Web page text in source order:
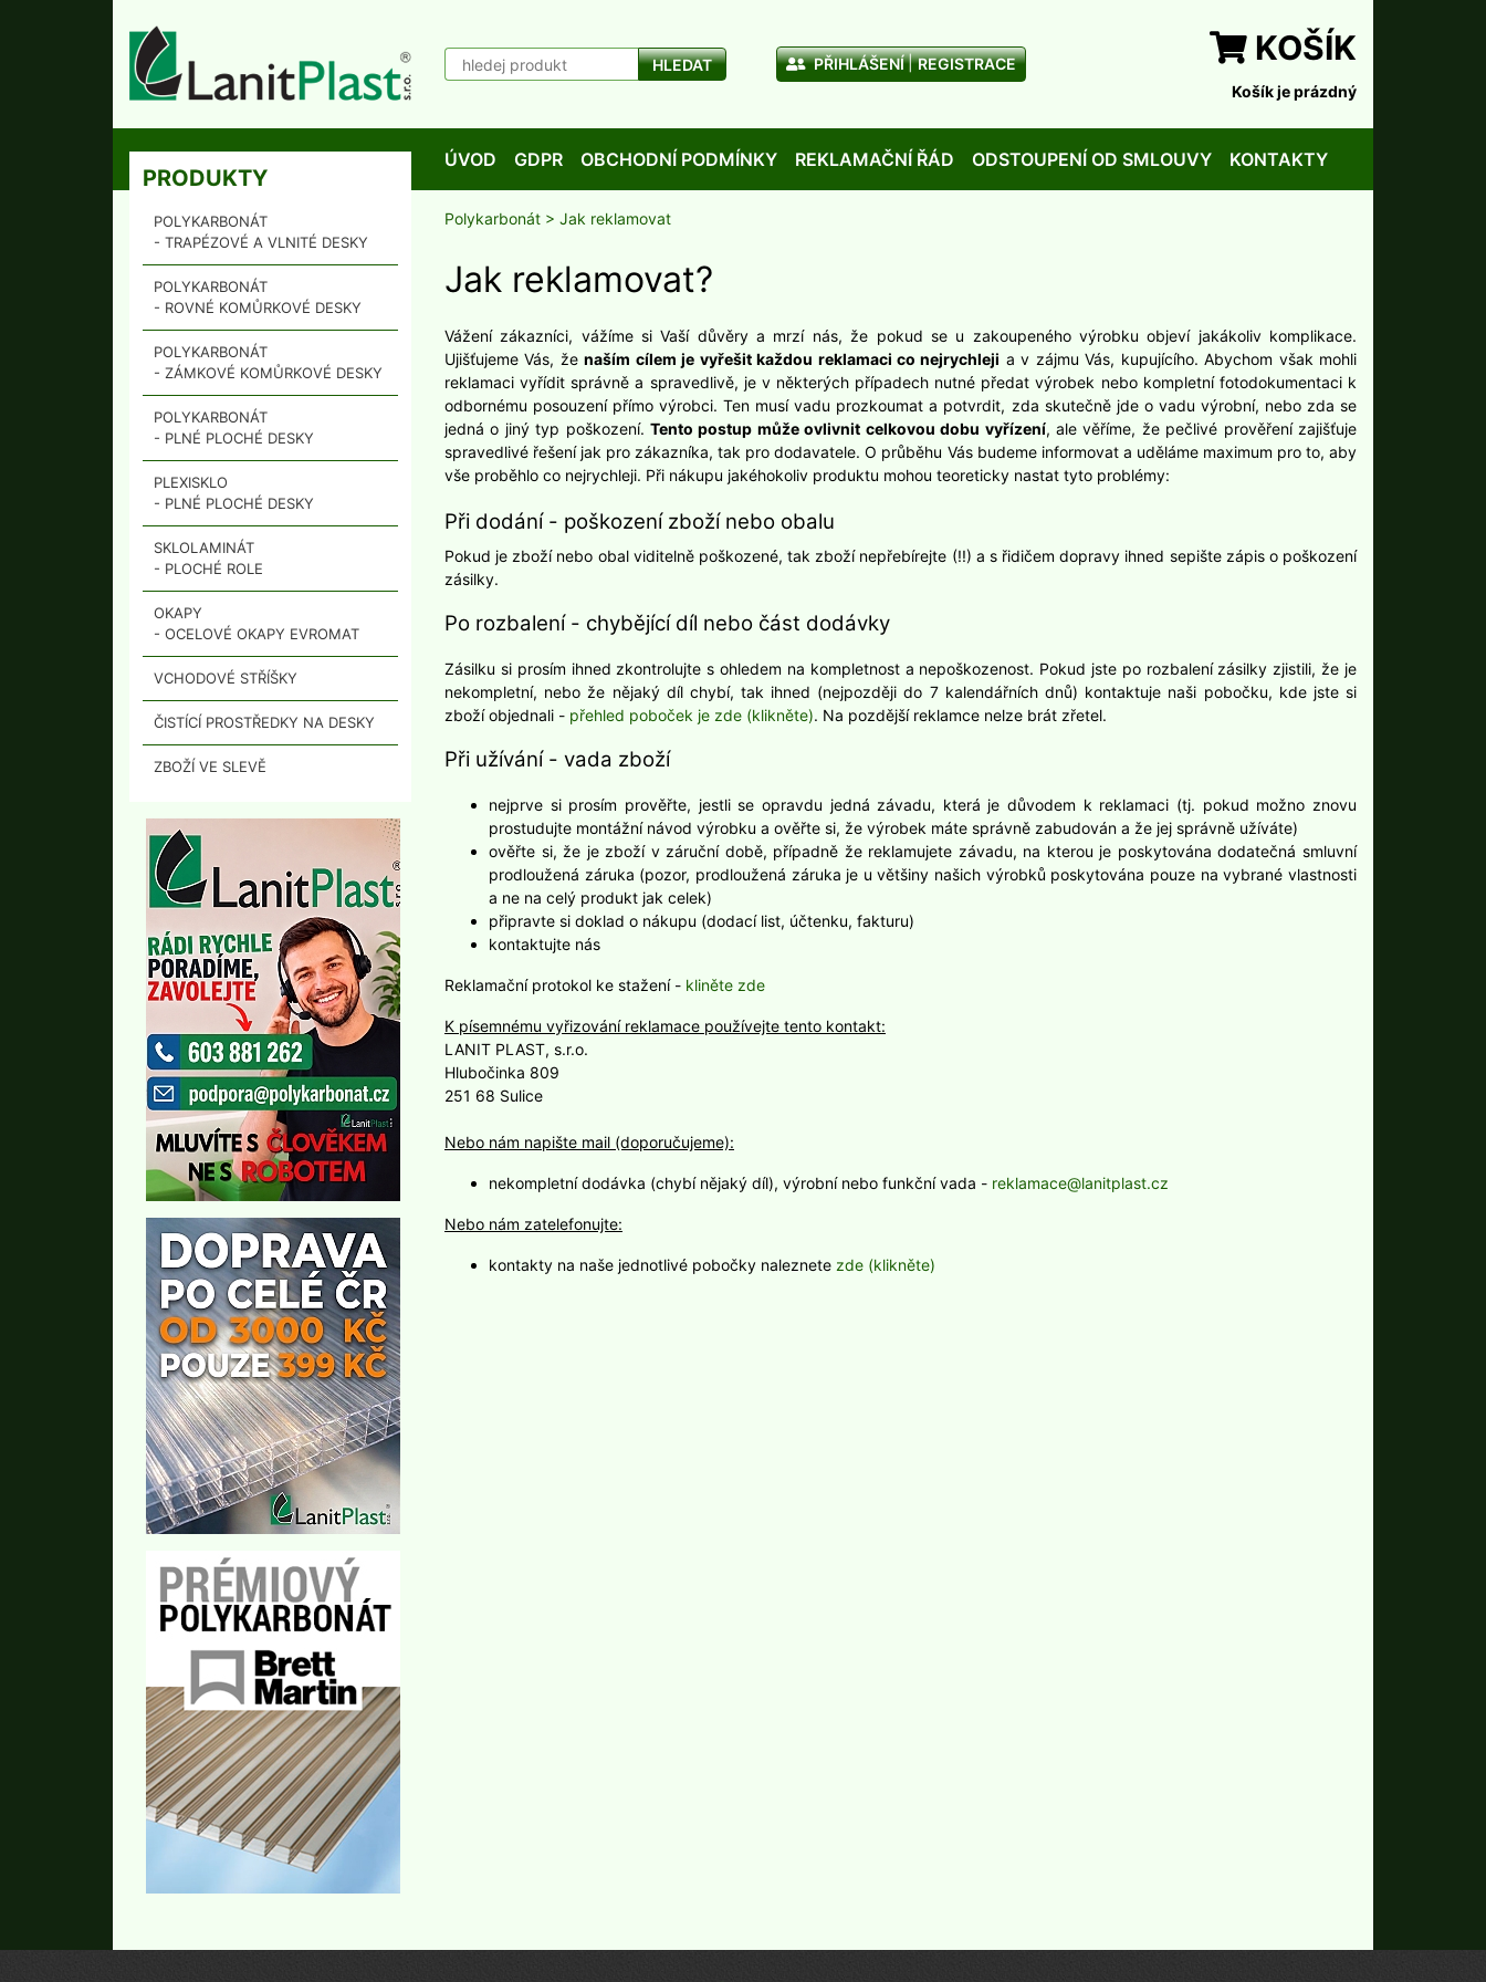
HLEDAT PŘIHLÁŠENÍ REGISTRACE KOŠÍK
Košík je prázdný
ÚVOD GDPR OBCHODNÍ PODMÍNKY REKLAMAČNÍ ŘÁD ODSTOUPENÍ OD SMLOUVY KONTAKTY
PRODUKTY
POLYKARBONÁT
- TRAPÉZOVÉ A VLNITÉ DESKY
POLYKARBONÁT
- ROVNÉ KOMŮRKOVÉ DESKY
POLYKARBONÁT
- ZÁMKOVÉ KOMŮRKOVÉ DESKY
POLYKARBONÁT
- PLNÉ PLOCHÉ DESKY
PLEXISKLO
- PLNÉ PLOCHÉ DESKY
SKLOLAMINÁT
- PLOCHÉ ROLE
OKAPY
- OCELOVÉ OKAPY EVROMAT
VCHODOVÉ STŘÍŠKY
ČISTÍCÍ PROSTŘEDKY NA DESKY
ZBOŽÍ VE SLEVĚ
Polykarbonát > Jak reklamovat
Jak reklamovat?
Vážení zákazníci, vážíme si Vaší důvěry a mrzí nás, že pokud se u zakoupeného výrobku objeví jakákoliv komplikace.
Ujišťujeme Vás, ženaším cílem je vyřešit každou reklamaci co nejrychleji a v zájmu Vás, kupujícího. Abychom však mohli
reklamaci vyřídit správně a spravedlivě, je v některých případech nutné předat výrobek nebo kompletní fotodokumentaci k
odbornému posouzení přímo výrobci. Ten musí vadu prozkoumat a potvrdit, zda skutečně jde o vadu výrobní, nebo zda se
jedná o jiný typ poškození.Tento postup může ovlivnit celkovou dobu vyřízení, ale věříme, že pečlivé prověření zajišťuje
spravedlivé řešení jak pro zákazníka, tak pro dodavatele. O průběhu Vás budeme informovat a uděláme maximum pro to, aby
vše proběhlo co nejrychleji. Při nákupu jakéhokoliv produktu mohou teoreticky nastat tyto problémy:
Při dodání - poškození zboží nebo obalu
Pokud je zboží nebo obal viditelně poškozené, tak zboží nepřebírejte (!!) a s řidičem dopravy ihned sepište zápis o poškození
zásilky.
Po rozbalení - chybějící díl nebo část dodávky
Zásilku si prosím ihned zkontrolujte s ohledem na kompletnost a nepoškozenost. Pokud jste po rozbalení zásilky zjistili, že je
nekompletní, nebo že nějaký díl chybí, tak ihned (nejpozději do 7 kalendářních dnů) kontaktuje naši pobočku, kde jste si
zboží objednali - přehled poboček je zde (klikněte). Na pozdější reklamce nelze brát zřetel.
Při užívání - vada zboží
nejprve si prosím prověřte, jestli se opravdu jedná závadu, která je důvodem k reklamaci (tj. pokud možno znovu
prostudujte montážní návod výrobku a ověřte si, že výrobek máte správně zabudován a že jej správně užíváte)
ověřte si, že je zboží v záruční době, případně že reklamujete závadu, na kterou je poskytována dodatečná smluvní
prodloužená záruka (pozor, prodloužená záruka je u většiny našich výrobků poskytována pouze na vybrané vlastnosti
a ne na celý produkt jak celek)
připravte si doklad o nákupu (dodací list, účtenku, fakturu)
kontaktujte nás
Reklamační protokol ke stažení - kliněte zde
K písemnému vyřizování reklamace používejte tento kontakt:
LANIT PLAST, s.r.o.
Hlubočinka 809
251 68 Sulice
Nebo nám napište mail (doporučujeme):
nekompletní dodávka (chybí nějaký díl), výrobní nebo funkční vada - reklamace@lanitplast.cz
Nebo nám zatelefonujte:
kontakty na naše jednotlivé pobočky naleznete zde (klikněte)